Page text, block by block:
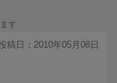
す
稿日：2010年05月08日